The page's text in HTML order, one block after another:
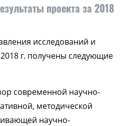
проекта за 2018
исследований и
г. получены следующие
современной научно-
методической
научно-